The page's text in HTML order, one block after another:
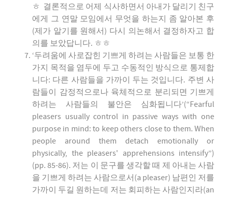
ㅎ 결론적으로 어제 식사하면서 아내가 달리기 친구
에게 그 연말 모임에서 무엇을 하는지 좀 알아본 후
(제가 알기를 원해서) 다시 의논해서 결정하자고 합
의를 보았답니다. ㅎㅎ
‘두려움에 사로잡힌 기쁘게 하려는 사람들은 보통 한
가지 목적을 염두에 두고 수동적인 방식으로 통제합
니다: 다른 사람들을 가까이 두는 것입니다. 주변 사
람들이 감정적으로나 육체적으로 분리되면 기쁘게
하려는 사람들의 불안은 심화됩니다’(“Fearful
pleasers usually control in passive ways with one
purpose in mind: to keep others close to them. When
people around them detach emotionally or
physically, the pleasers' apprehensions intensify”)
(pp. 85-86). 저는 이 문구를 생각할 때 제 아내는 사람
을 기쁘게 하려는 사람으로서(a pleaser) 남편인 저를
가까이 두길 원하는데 저는 회피하는 사람인지라(an